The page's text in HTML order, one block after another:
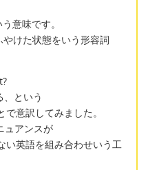
意味です。
けた状態をいう形容詞
という
意訳してみました。
ュアンスが
い英語を組み合わせいう工